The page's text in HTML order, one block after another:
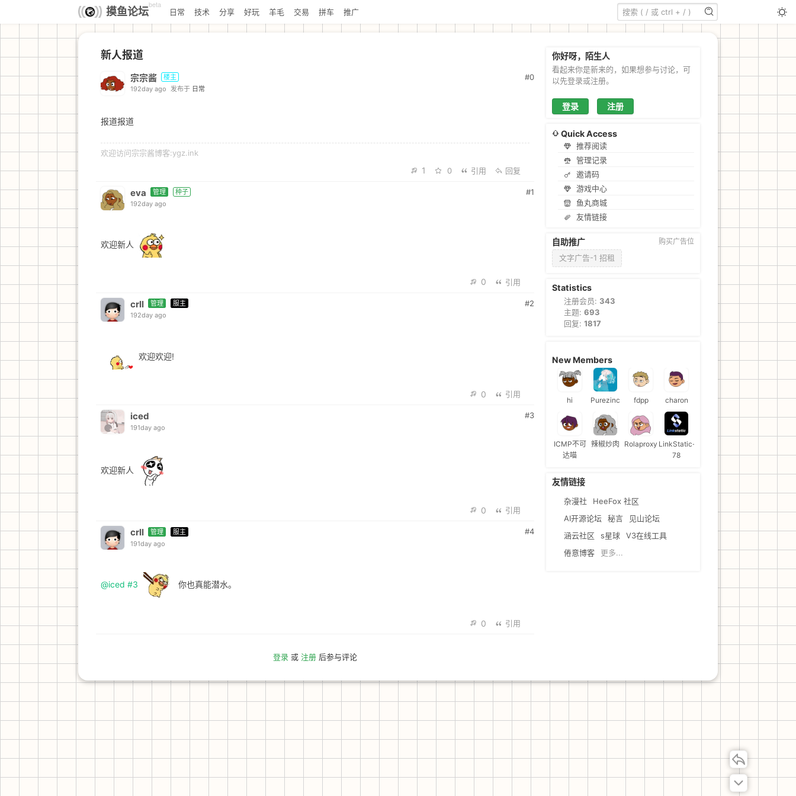
摸鱼论坛
beta
日常 技术 分享 好玩 羊毛 交易 拼车 推广
新人报道
宗宗酱
楼主
192day ago
发布于 日常
#0
报道报道
欢迎访问宗宗酱博客:ygz.ink
1 0 引用 回复
eva 管理
种子
192day ago
#1
欢迎新人
0 引用
crll 管理
服主
192day ago
#2
欢迎欢迎!
0 引用
iced
191day ago
#3
欢迎新人
0 引用
crll 管理
服主
191day ago
#4
@iced #3 你也真能潜水。
0 引用
登录 或 注册 后参与评论
你好呀，陌生人
看起来你是新来的，如果想参与讨论，可
以先登录或注册。
登录 注册
Quick Access
推荐阅读
管理记录
邀请码
游戏中心
鱼丸商城
友情链接
自助推广 购买广告位
文字广告-1 招租
Statistics
注册会员: 343
主题: 693
回复: 1817
New Members
hi Purezinc fdpp charon
ICMP不可
达喵
辣椒炒肉 Rolaproxy LinkStatic-
78
友情链接
杂漫社
HeeFox 社区
AI开源论坛
秘言
见山论坛
涵云社区
s星球
V3在线工具
倦意博客
更多...